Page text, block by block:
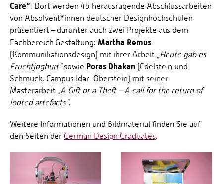
Care“. Dort werden 45 herausragende Abschlussarbeiten
von Absolvent*innen deutscher Designhochschulen
präsentiert – darunter auch zwei Projekte aus dem
Fachbereich Gestaltung: Martha Remus
(Kommunikationsdesign) mit ihrer Arbeit „Heute gab es
Fruchtjoghurt“sowie Poras Dhakan (Edelstein und
Schmuck, Campus Idar-Oberstein) mit seiner
Masterarbeit „A Gift or a Theft – A call for the return of
looted artefacts“.
Weitere Informationen und Bildmaterial finden Sie auf
den Seiten der German Design Graduates.